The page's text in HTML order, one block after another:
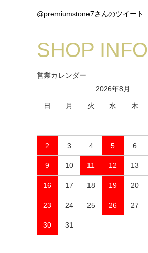
@premiumstone7さんのツイート
SHOP INFO
営業カレンダー
2026年8月
日 月 火 水 木
2 3 4 5 6
9 10 11 12 13
16 17 18 19 20
23 24 25 26 27
30 31